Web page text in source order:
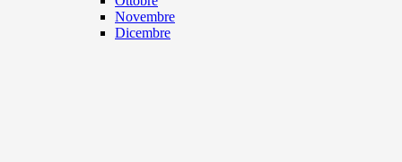
Novembre
Dicembre